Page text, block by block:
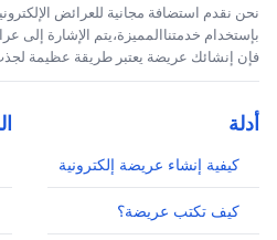
نحن نقدم استضافة مجانية للعرائض
بإستخدام خدمتناالمميزة،يتم الإشارة إلى
فإن إنشائك عريضة يعتبر طريقة عظيمة لجذب
أدلة
كيفية إنشاء عريضة إلكترونية
كيف تكتب عريضة؟